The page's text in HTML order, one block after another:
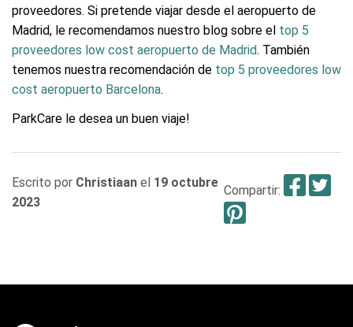
proveedores. Si pretende viajar desde el aeropuerto de
Madrid, le recomendamos nuestro blog sobre el top 5
proveedores low cost aeropuerto de Madrid. También
tenemos nuestra recomendación de top 5 proveedores low
cost aeropuerto Barcelona.
ParkCare le desea un buen viaje!
Escrito por Christiaan el 19 octubre
2023
Compartir:
Pinterest